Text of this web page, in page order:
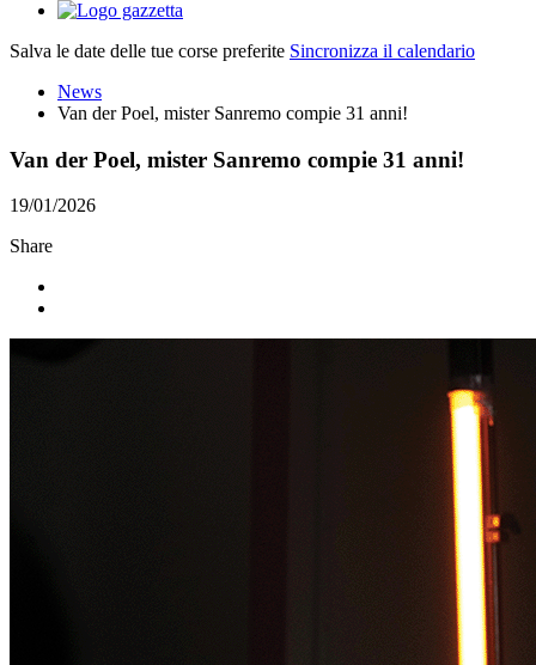
Salva le date delle tue corse preferite Sincronizza il calendario
News
Van der Poel, mister Sanremo compie 31 anni!
Van der Poel, mister Sanremo compie 31 anni!
19/01/2026
Share